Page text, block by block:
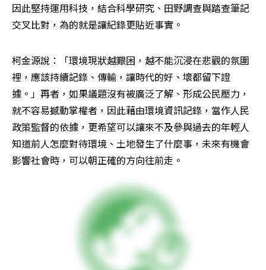
因此堅持運用科技，結合科學研究、田野調查與踏查筆記
交叉比對，為的就是讓紀錄更貼近事實。
柯金源說：「環境現狀越艱困，越不能沉浸在悲觀的氛圍
裡，應該持續記錄、傳輸，讓時代的好、壞都留下證
據。」再者，如果議題沒有被廣泛了解、形成公民壓力，
就不容易撼動掌權者，因此藉由環境資訊記錄，當作人民
政策監督的依據，更希望可以讓來不及參與過去的年輕人
知道前人怎麼對待環境、土地發生了什麼事，未來有機會
影響社會時，可以朝正確的方向往前走。